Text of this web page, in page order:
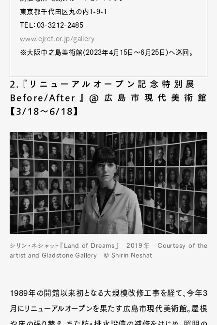
東京都千代田区丸の内1-9-1
TEL：03-3212-2485
www.ejrcf.or.jp/gallery
※大阪中之島美術館(2023年4月15日〜6月25日）へ巡回。
2.『リニューアルオープン記念特別展
Before/After』@広島市現代美術館
【3/18〜6/18】
シリン・ネシャット『Land of Dreams』 2019年 Courtesy of the
artist and Gladstone Gallery © Shirin Neshat
1989年の開館以来初となる大規模改修工事を経て、今年3
月にリニューアルオープンを果たす広島市現代美術館。屋根